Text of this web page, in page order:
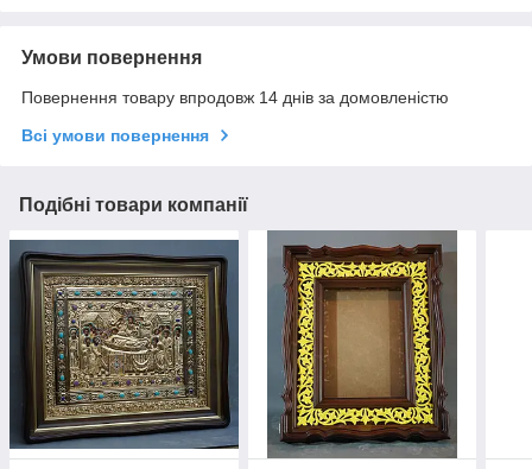
Умови повернення
Повернення товару впродовж 14 днів за домовленістю
Всі умови повернення
Подібні товари компанії